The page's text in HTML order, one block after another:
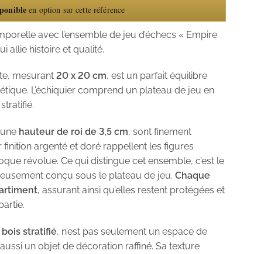
en option sur cette référence
avec l’ensemble de jeu d’échecs « Empire
allie histoire et qualité.
mesurant 20 x 20 cm, est un parfait équilibre
L’échiquier comprend un plateau de jeu en
hauteur de roi de 3,5 cm, sont finement
finition argenté et doré rappellent les figures
révolue. Ce qui distingue cet ensemble, c’est le
conçu sous le plateau de jeu. Chaque
, assurant ainsi qu’elles restent protégées et
stratifié, n’est pas seulement un espace de
un objet de décoration raffiné. Sa texture